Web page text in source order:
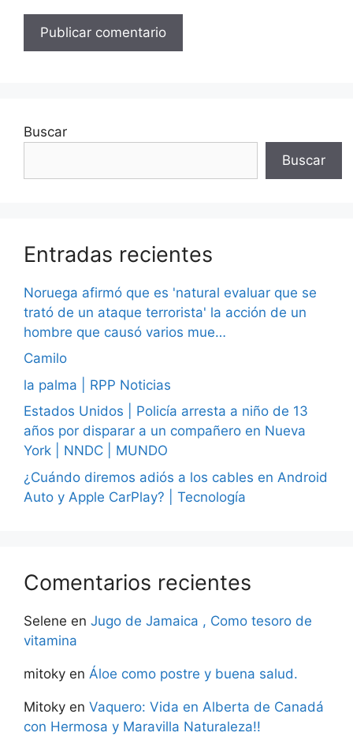
Buscar
Buscar
Entradas recientes
Noruega afirmó que es 'natural evaluar que se
trató de un ataque terrorista' la acción de un
hombre que causó varios mue…
Camilo
la palma | RPP Noticias
Estados Unidos | Policía arresta a niño de 13
años por disparar a un compañero en Nueva
York | NNDC | MUNDO
¿Cuándo diremos adiós a los cables en Android
Auto y Apple CarPlay? | Tecnología
Comentarios recientes
Selene en Jugo de Jamaica , Como tesoro de
vitamina
mitoky en Áloe como postre y buena salud.
Mitoky en Vaquero: Vida en Alberta de Canadá
con Hermosa y Maravilla Naturaleza!!